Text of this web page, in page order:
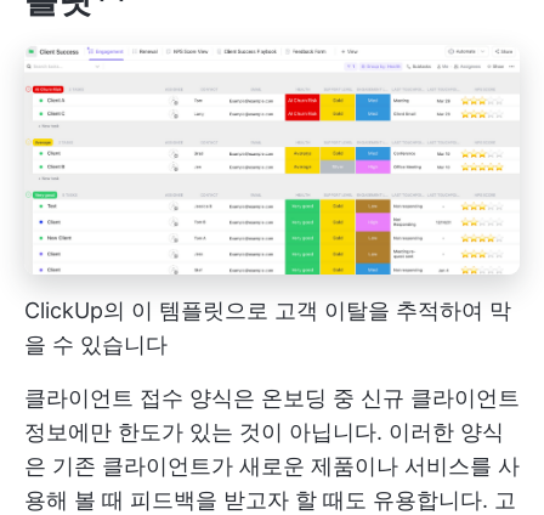
ClickUp의 이 템플릿으로 고객 이탈을 추적하여 막
을 수 있습니다
클라이언트 접수 양식은 온보딩 중 신규 클라이언트
정보에만 한도가 있는 것이 아닙니다. 이러한 양식
은 기존 클라이언트가 새로운 제품이나 서비스를 사
용해 볼 때 피드백을 받고자 할 때도 유용합니다. 고